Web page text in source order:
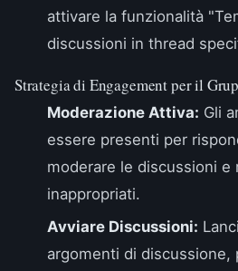
attivare la funzionalità
discussioni in thread
Strategia di Engagement per il
Moderazione Attiva: Gli
essere presenti per
moderare le discussioni
inappropriati.
Avviare Discussioni:
argomenti di discussione,